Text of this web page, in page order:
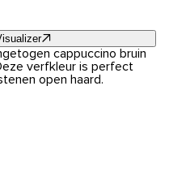
cappuccino bruin
verfkleur is perfect
open haard.